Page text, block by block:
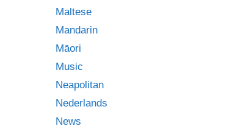
Maltese
Mandarin
Māori
Music
Neapolitan
Nederlands
News